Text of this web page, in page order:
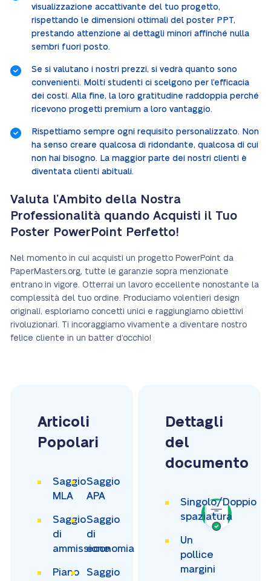
visualizzazione accattivante del tuo progetto,
rispettando le dimensioni ottimali del poster PPT,
prestando attenzione ai dettagli minori affinché nulla
sembri fuori posto.
Se si valutano i nostri prezzi, si vedrà quanto sono
convenienti. Molti studenti ci scelgono per l’efficacia
dei costi. Alla fine, la loro gratitudine raddoppia perché
ricevono progetti premium a loro vantaggio.
Rispettiamo sempre ogni requisito personalizzato. Non
ha senso creare qualcosa di ridondante, qualcosa di cui
non hai bisogno. La maggior parte dei nostri clienti è
diventata clienti abituali.
Valuta l’Ambito della Nostra
Professionalità quando Acquisti il Tuo
Poster PowerPoint Perfetto!
Nel momento in cui acquisti un progetto PowerPoint da
PaperMasters.org, tutte le garanzie sopra menzionate
entrano in vigore. Otterrai un lavoro eccellente nonostante la
complessità del tuo ordine. Produciamo volentieri design
originali, esploriamo concetti unici e raggiungiamo obiettivi
rivoluzionari. Ti incoraggiamo vivamente a diventare nostro
felice cliente in un batter d’occhio!
Articoli
Popolari
Saggio
MLA
Saggio
APA
Saggio
di
ammissione
Saggio
di
economia
Piano
Saggio
Dettagli
del
documento
Singolo/Doppio
spaziatura
Un
pollice
margini